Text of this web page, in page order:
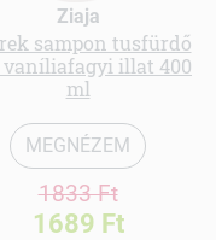
Ziaja
sampon tusfürdő
illat 400
ml
MEGNÉZEM
1833 Ft
1689 Ft